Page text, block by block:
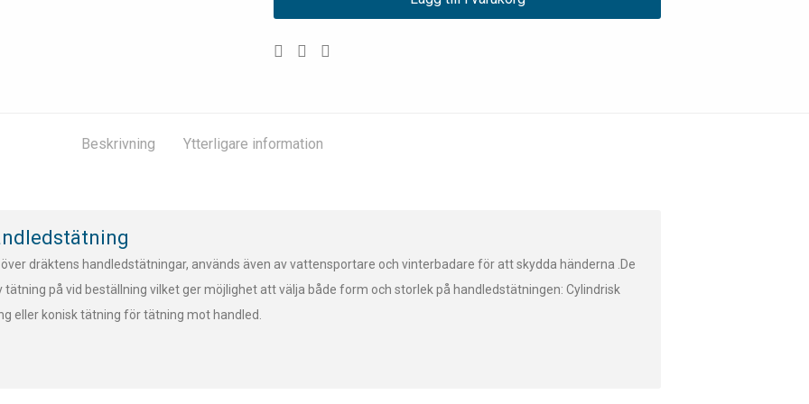
Beskrivning Ytterligare information
dräktens handledstätningar, används även av vattensportare och vinterbadare för att skydda händerna .De
på vid beställning vilket ger möjlighet att välja både form och storlek på handledstätningen: Cylindrisk
eller konisk tätning för tätning mot handled.